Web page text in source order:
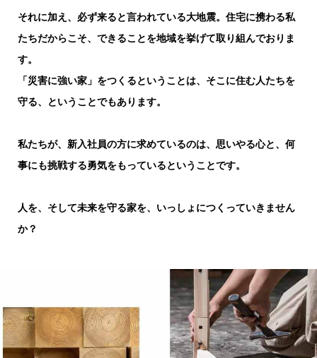
それに加え、必ず来ると言われている大地震。 住宅に携わる私
たちだからこそ、できることを地域を挙げて取り組んでおりま
す。
「災害に強い家」をつくるということは、 そこに住む人たちを
守る、ということでもあります。
私たちが、新入社員の方に求めているのは、 思いやる心と、何
事にも挑戦する勇気をもっているということです。
人を、そして未来を守る家を、 いっしょにつくっていきません
か？